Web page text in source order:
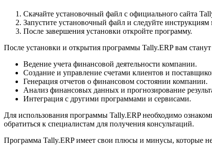
Скачайте установочный файл с официального сайта
Запустите установочный файл и следуйте инструкциям
После завершения установки откройте программу.
После установки и открытия программы Tally.ERP вам
Ведение учета финансовой деятельности компании.
Создание и управление счетами клиентов и
Генерация отчетов о финансовом состоянии компании.
Анализ финансовых данных и прогнозирование
Интеграция с другими программами и сервисами.
Для использования программы Tally.ERP необходимо
обратиться к специалистам для получения консультаций.
Программа Tally.ERP имеет свои плюсы и минусы, которые